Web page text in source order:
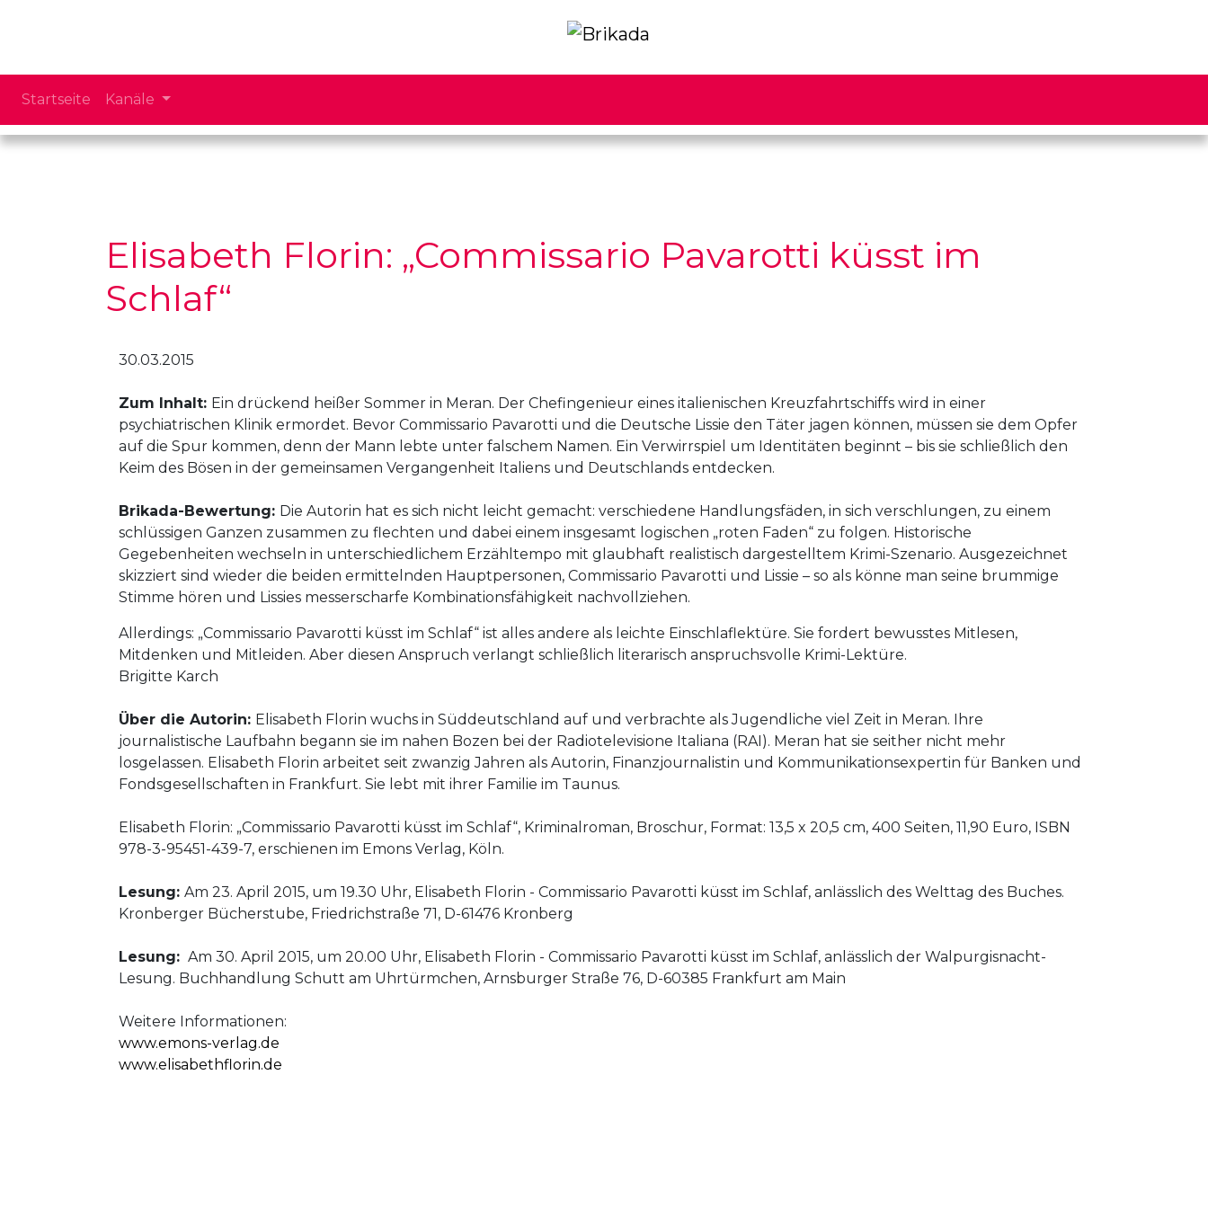
Startseite Kanäle
Elisabeth Florin: „Commissario Pavarotti küsst im
Schlaf“
30.03.2015
Zum Inhalt: Ein drückend heißer Sommer in Meran. Der Chefingenieur eines italienischen Kreuzfahrtschiffs wird in einer
psychiatrischen Klinik ermordet. Bevor Commissario Pavarotti und die Deutsche Lissie den Täter jagen können, müssen sie dem Opfer
auf die Spur kommen, denn der Mann lebte unter falschem Namen. Ein Verwirrspiel um Identitäten beginnt – bis sie schließlich den
Keim des Bösen in der gemeinsamen Vergangenheit Italiens und Deutschlands entdecken.
Brikada-Bewertung: Die Autorin hat es sich nicht leicht gemacht: verschiedene Handlungsfäden, in sich verschlungen, zu einem
schlüssigen Ganzen zusammen zu flechten und dabei einem insgesamt logischen „roten Faden“ zu folgen. Historische
Gegebenheiten wechseln in unterschiedlichem Erzähltempo mit glaubhaft realistisch dargestelltem Krimi-Szenario. Ausgezeichnet
skizziert sind wieder die beiden ermittelnden Hauptpersonen, Commissario Pavarotti und Lissie – so als könne man seine brummige
Stimme hören und Lissies messerscharfe Kombinationsfähigkeit nachvollziehen.
Allerdings: „Commissario Pavarotti küsst im Schlaf“ ist alles andere als leichte Einschlaflektüre. Sie fordert bewusstes Mitlesen,
Mitdenken und Mitleiden. Aber diesen Anspruch verlangt schließlich literarisch anspruchsvolle Krimi-Lektüre.
Brigitte Karch
Über die Autorin: Elisabeth Florin wuchs in Süddeutschland auf und verbrachte als Jugendliche viel Zeit in Meran. Ihre
journalistische Laufbahn begann sie im nahen Bozen bei der Radiotelevisione Italiana (RAI). Meran hat sie seither nicht mehr
losgelassen. Elisabeth Florin arbeitet seit zwanzig Jahren als Autorin, Finanzjournalistin und Kommunikationsexpertin für Banken und
Fondsgesellschaften in Frankfurt. Sie lebt mit ihrer Familie im Taunus.
Elisabeth Florin: „Commissario Pavarotti küsst im Schlaf“, Kriminalroman, Broschur, Format: 13,5 x 20,5 cm, 400 Seiten, 11,90 Euro, ISBN
978-3-95451-439-7, erschienen im Emons Verlag, Köln.
Lesung: Am 23. April 2015, um 19.30 Uhr, Elisabeth Florin - Commissario Pavarotti küsst im Schlaf, anlässlich des Welttag des Buches.
Kronberger Bücherstube, Friedrichstraße 71, D-61476 Kronberg
Lesung: Am 30. April 2015, um 20.00 Uhr, Elisabeth Florin - Commissario Pavarotti küsst im Schlaf, anlässlich der Walpurgisnacht-
Lesung. Buchhandlung Schutt am Uhrtürmchen, Arnsburger Straße 76, D-60385 Frankfurt am Main
Weitere Informationen:
www.emons-verlag.de
www.elisabethflorin.de